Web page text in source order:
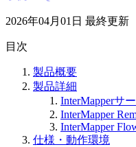
2026年04月01日 最終更新
目次
製品概要
製品詳細
InterMapperサ
InterMapper
InterMapper
仕様・動作環境